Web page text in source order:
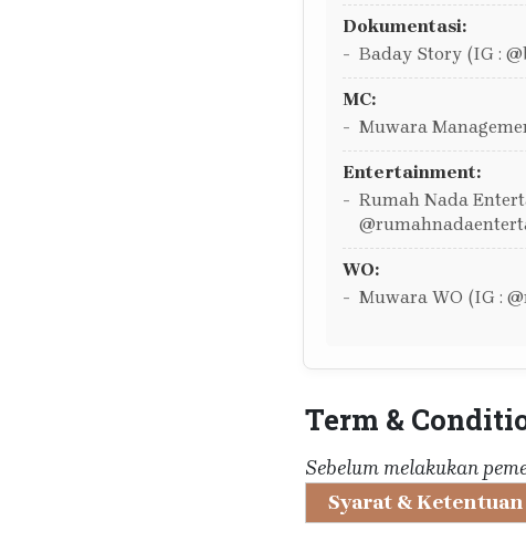
Dokumentasi:
Baday Story (IG :
MC:
Muwara
Entertainment:
Rumah Nada
WO:
Muwara WO (IG :
Term &
Sebelum melakukan
Syarat & Ketentuan